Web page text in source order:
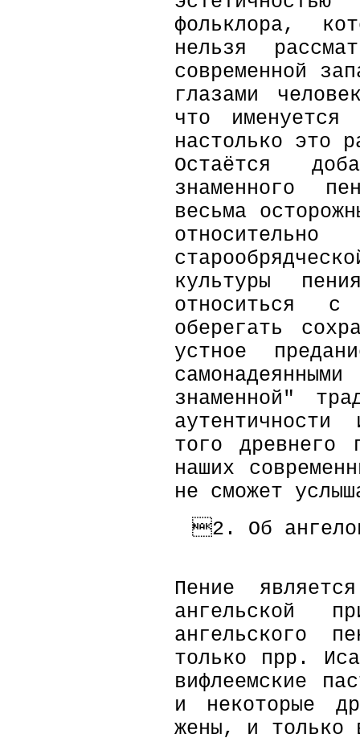
фольклора,
нельзя
современной
глазами
что именуется
настолько это
Остаётся
знаменного
весьма
культуры
относиться
оберегать
устное
знаменной"
того древнего
наших
не сможет
2. Об
Пение
ангельской
ангельского
только прр.
вифлеемские
и некоторые
жены, и только